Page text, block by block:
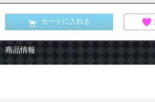
カートに入れる
商品情報